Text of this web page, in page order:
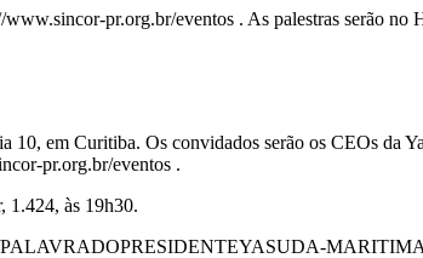
pr.org.br/eventos . As palestras serão
10, em Curitiba. Os convidados serão os CEOs
pr.org.br/eventos .
1.424, às 19h30.
PALAVRADOPRESIDENTEYASUDA-